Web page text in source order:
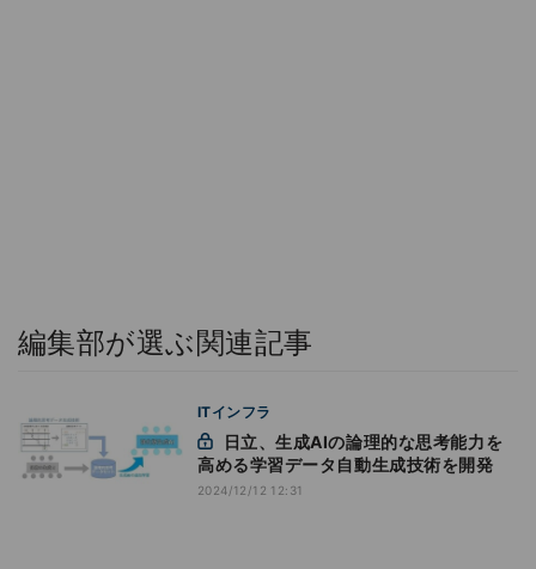
編集部が選ぶ関連記事
ITインフラ
高める学習データ自動生成技術を開発
2024/12/12 12:31